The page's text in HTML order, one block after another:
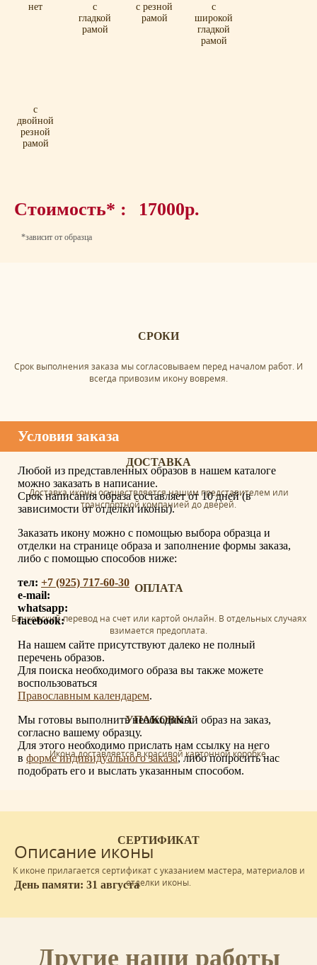
нет
с
гладкой
рамой
с резной
рамой
с
широкой
гладкой
рамой
с
двойной
резной
рамой
Стоимость* : 17000р.
*зависит от образца
СРОКИ
Срок выполнения заказа мы согласовываем перед началом работ. И
всегда привозим икону вовремя.
ДОСТАВКА
Доставка иконы осуществляется нашим представителем или
транспортной компанией до дверей.
ОПЛАТА
Банковский перевод на счет или картой онлайн. В отдельных случаях
взимается предоплата.
УПАКОВКА
Икона доставляется в красивой картонной коробке.
СЕРТИФИКАТ
К иконе прилагается сертификат с указанием мастера, материалов и
отделки иконы.
Условия заказа
Любой из представленных образов в нашем каталоге
можно заказать в написание.
Срок написания образа составляет от 10 дней (в
зависимости от отделки иконы).
Заказать икону можно с помощью выбора образца и
отделки на странице образа и заполнение формы заказа,
либо с помощью способов ниже:
тел: +7 (925) 717-60-30
e-mail:
whatsapp:
facebook:
На нашем сайте присутствуют далеко не полный
перечень образов.
Для поиска необходимого образа вы также можете
воспользоваться
Православным календарем.
Мы готовы выполнить необходимый образ на заказ,
согласно вашему образцу.
Для этого необходимо прислать нам ссылку на него
в форме индивидуального заказа, либо попросить нас
подобрать его и выслать указанным способом.
Описание иконы
День памяти: 31 августа
Другие наши работы